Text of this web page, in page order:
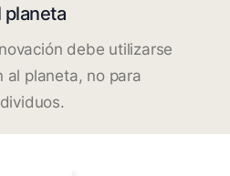
planeta
debe utilizarse
al planeta, no para